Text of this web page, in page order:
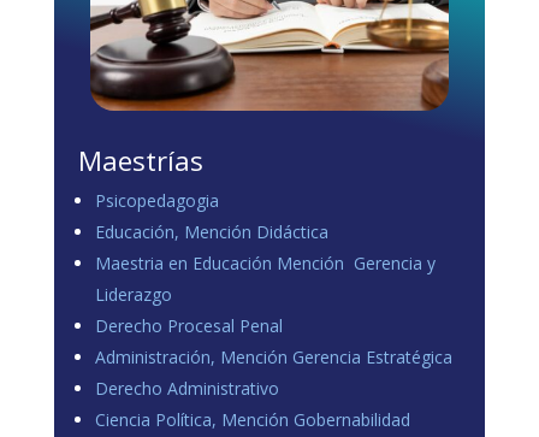
Maestrías
Psicopedagogia
Educación, Mención Didáctica
Maestria en Educación Mención Gerencia y
Liderazgo
Derecho Procesal Penal
Administración, Mención Gerencia Estratégica
Derecho Administrativo
Ciencia Política, Mención Gobernabilidad